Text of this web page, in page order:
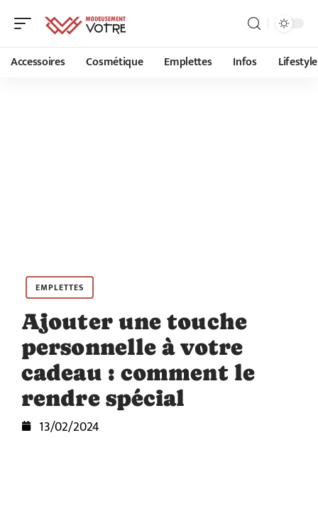
Accessoires Cosmétique Emplettes Infos Lifestyle
EMPLETTES
Ajouter une touche
personnelle à votre
cadeau : comment le
rendre spécial
13/02/2024